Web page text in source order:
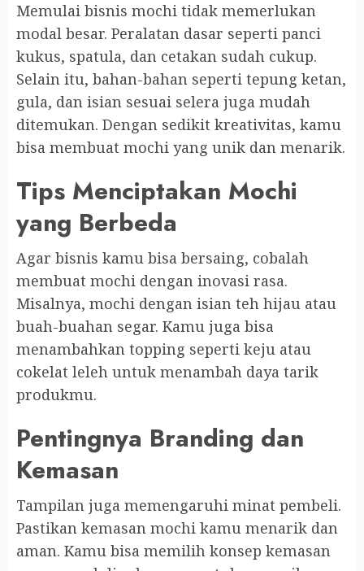
Memulai bisnis mochi tidak memerlukan
modal besar. Peralatan dasar seperti panci
kukus, spatula, dan cetakan sudah cukup.
Selain itu, bahan-bahan seperti tepung ketan,
gula, dan isian sesuai selera juga mudah
ditemukan. Dengan sedikit kreativitas, kamu
bisa membuat mochi yang unik dan menarik.
Tips Menciptakan Mochi
yang Berbeda
Agar bisnis kamu bisa bersaing, cobalah
membuat mochi dengan inovasi rasa.
Misalnya, mochi dengan isian teh hijau atau
buah-buahan segar. Kamu juga bisa
menambahkan topping seperti keju atau
cokelat leleh untuk menambah daya tarik
produkmu.
Pentingnya Branding dan
Kemasan
Tampilan juga memengaruhi minat pembeli.
Pastikan kemasan mochi kamu menarik dan
aman. Kamu bisa memilih konsep kemasan